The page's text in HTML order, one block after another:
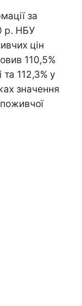
за
р. НБУ
цін
110,5%
та 112,3% у
значення